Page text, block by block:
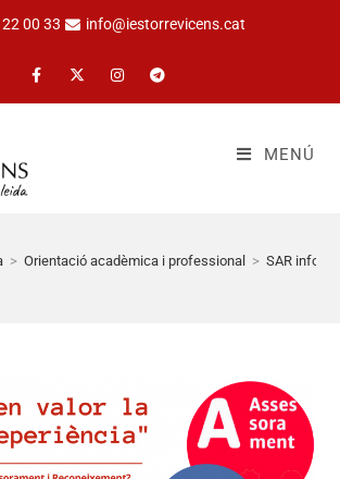
00 33 info@iestorrevicens.cat
MENÚ
> Orientació acadèmica i professional > SAR